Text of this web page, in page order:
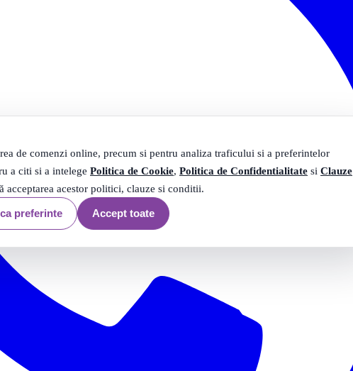
de comenzi online, precum si pentru analiza traficului si a preferintelor
a citi si a intelege Politica de Cookie, Politica de Confidentialitate si Clauze
acestor politici, clauze si conditii.
preferinte Accept toate